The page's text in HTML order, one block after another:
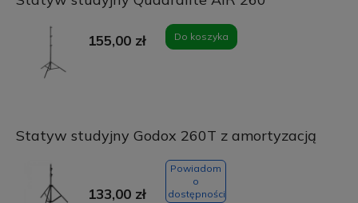
155,00 zł Do koszyka
Statyw studyjny Godox 260T z amortyzacją
133,00 zł
Powiadom
o
dostępności